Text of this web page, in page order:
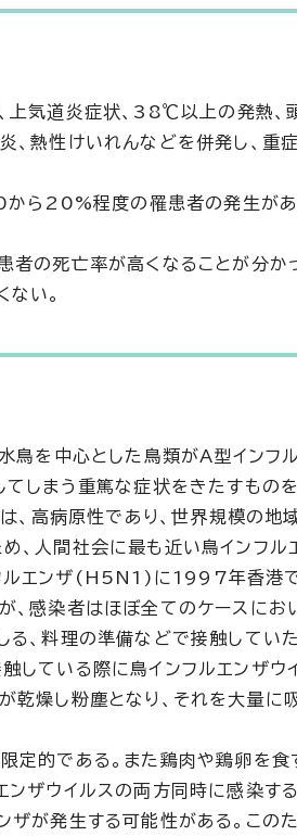
上気道炎症状、38℃以上の発熱、
熱性けいれんなどを併発し、重
ら20%程度の罹患者の発生があ
者の死亡率が高くなることが分か
い。
鳥を中心とした鳥類がA型インフ
しまう重篤な症状をきたすもの
高病原性であり、世界規模の地
、人間社会に最も近い鳥インフル
ルエンザ(H5N1)に1997年香港
、感染者はほぼ全てのケースにお
る、料理の準備などで接触してい
ている際に鳥インフルエンザウ
乾燥し粉塵となり、それを大量に
定的である。また鶏肉や鶏卵を食
ンザウイルスの両方同時に感染す
が発生する可能性がある。この